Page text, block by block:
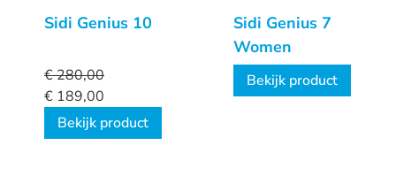
Sidi Genius 10
€280,00
€ 189,00
Bekijk product
Sidi Genius 7
Women
Bekijk product